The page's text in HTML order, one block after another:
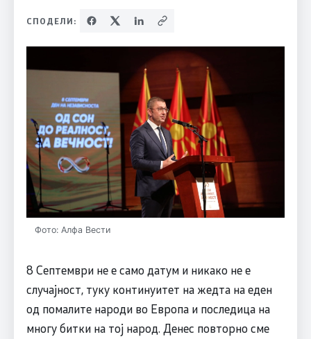
СПОДЕЛИ:
Фото: Алфа Вести
8 Септември не е само датум и никако не е
случајност, туку континуитет на жедта на еден
од помалите народи во Европа и последица на
многу битки на тој народ. Денес повторно сме